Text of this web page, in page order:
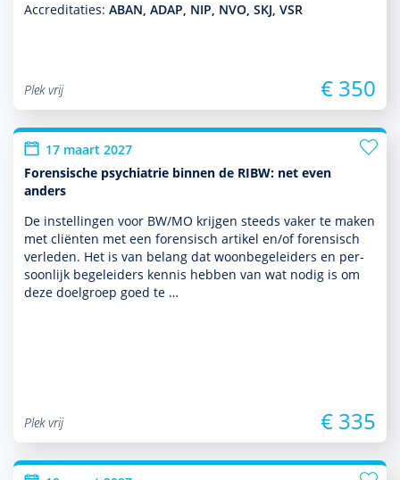
Accreditaties: ABAN, ADAP, NIP, NVO, SKJ, VSR
Plek vrij € 350
17 maart 2027
Forensische psychiatrie binnen de RIBW: net even
anders
De instel­lingen voor BW/MO krijgen steeds vaker te maken
met cliënten met een foren­sisch artikel en/of foren­sisch
verleden. Het is van belang dat woonbege­leiders en per­
soon­lijk bege­leiders kennis hebben van wat nodig is om
deze doel­groep goed te …
Plek vrij € 335